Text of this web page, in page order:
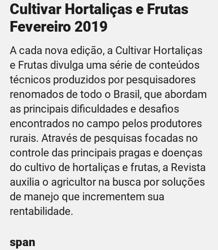
Cultivar Hortaliças e Frutas
Fevereiro 2019
A cada nova edição, a Cultivar Hortaliças
e Frutas divulga uma série de conteúdos
técnicos produzidos por pesquisadores
renomados de todo o Brasil, que abordam
as principais dificuldades e desafios
encontrados no campo pelos produtores
rurais. Através de pesquisas focadas no
controle das principais pragas e doenças
do cultivo de hortaliças e frutas, a Revista
auxilia o agricultor na busca por soluções
de manejo que incrementem sua
rentabilidade.
span